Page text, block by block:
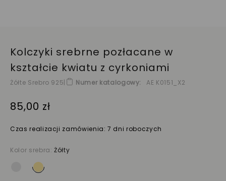
Kolczyki srebrne pozłacane w
kształcie kwiatu z cyrkoniami
Żółte Srebro 925| Numer katalogowy AE K0151_X2
85,00 zł
Czas realizacji zamówienia: 7 dni roboczych
Kolor srebra:Żółty